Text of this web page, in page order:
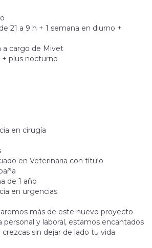
21 a 9 h + 1 semana en diurno +
a cargo de Mivet
+ plus nocturno
en cirugía
en Veterinaria con título
de 1 año
en urgencias
más de este nuevo proyecto
personal y laboral, estamos encantados
sin dejar de lado tu vida